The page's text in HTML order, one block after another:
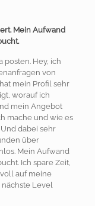
Mein Aufwand
posten. Hey, ich
von
mein Profil sehr
worauf ich
mein Angebot
mache und wie es
dabei sehr
über
Mein Aufwand
Ich spare Zeit,
auf meine
nächste Level